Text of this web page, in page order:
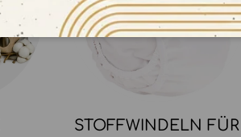
STOFFWINDELN FÜR